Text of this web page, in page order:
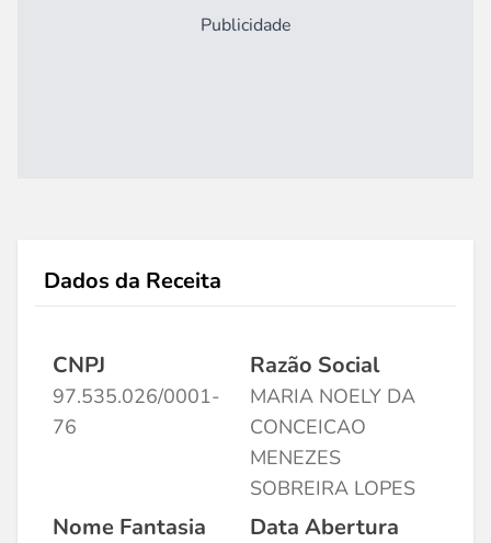
Publicidade
Dados da Receita
CNPJ
97.535.026/0001-
76
Razão Social
MARIA NOELY DA
CONCEICAO
MENEZES
SOBREIRA LOPES
Nome Fantasia Data Abertura